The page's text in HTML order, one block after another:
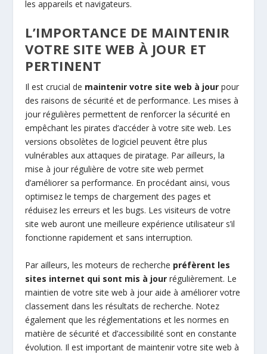
les appareils et navigateurs.
L’IMPORTANCE DE MAINTENIR
VOTRE SITE WEB À JOUR ET
PERTINENT
Il est crucial de maintenir votre site web à jour pour
des raisons de sécurité et de performance. Les mises à
jour régulières permettent de renforcer la sécurité en
empêchant les pirates d’accéder à votre site web. Les
versions obsolètes de logiciel peuvent être plus
vulnérables aux attaques de piratage. Par ailleurs, la
mise à jour régulière de votre site web permet
d’améliorer sa performance. En procédant ainsi, vous
optimisez le temps de chargement des pages et
réduisez les erreurs et les bugs. Les visiteurs de votre
site web auront une meilleure expérience utilisateur s’il
fonctionne rapidement et sans interruption.
Par ailleurs, les moteurs de recherche préfèrent les
sites internet qui sont mis à jour régulièrement. Le
maintien de votre site web à jour aide à améliorer votre
classement dans les résultats de recherche. Notez
également que les réglementations et les normes en
matière de sécurité et d’accessibilité sont en constante
évolution. Il est important de maintenir votre site web à